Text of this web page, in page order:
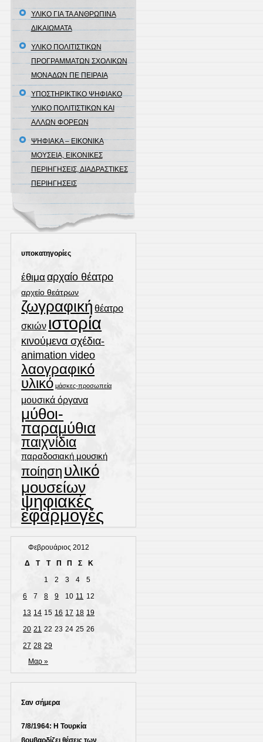
ΥΛΙΚΟ ΓΙΑ ΤΑ ΑΝΘΡΩΠΙΝΑ
ΔΙΚΑΙΩΜΑΤΑ
ΥΛΙΚΟ ΠΟΛΙΤΙΣΤΙΚΩΝ
ΠΡΟΓΡΑΜΜΑΤΩΝ ΣΧΟΛΙΚΩΝ
ΜΟΝΑΔΩΝ ΠΕ ΠΕΙΡΑΙΑ
ΥΠΟΣΤΗΡΙΚΤΙΚΟ ΨΗΦΙΑΚΟ
ΥΛΙΚΟ ΠΟΛΙΤΙΣΤΙΚΩΝ ΚΑΙ
ΑΛΛΩΝ ΦΟΡΕΩΝ
ΨΗΦΙΑΚΑ – ΕΙΚΟΝΙΚΑ
ΜΟΥΣΕΙΑ, ΕΙΚΟΝΙΚΕΣ
ΠΕΡΙΗΓΗΣΕΙΣ, ΔΙΑΔΡΑΣΤΙΚΕΣ
ΠΕΡΙΗΓΗΣΕΙΣ
υποκατηγορίες
έθιμααρχαίο θέατρο
αρχείο θεάτρων
ζωγραφική θέατρο
σκιών ιστορία
κινούμενα σχέδια-
animation video
λαογραφικό
υλικό μάσκες-προσωπεία
μουσικά όργανα
μύθοι-
παραμύθια
παιχνίδια
παραδοσιακή μουσική
ποίηση υλικό
μουσείων
ψηφιακές
εφαρμογές
Φεβρουάριος 2012
Δ
Τ Τ Π Π Σ
Κ
1
2 3 4
5
6
7 8 9 10 11 12
13 14 15 16 17 18 19
20 21 22 23 24 25 26
27 28 29
Μαρ »
Σαν σήμερα
7/8/1964: Η Τουρκία
βομβαρδίζει θέσεις των